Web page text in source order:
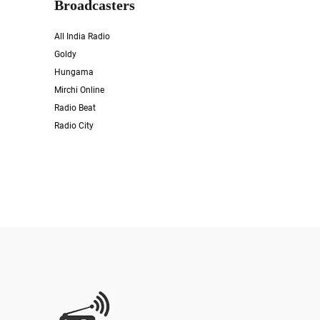
Broadcasters
All India Radio
Goldy
Hungama
Mirchi Online
Radio Beat
Radio City